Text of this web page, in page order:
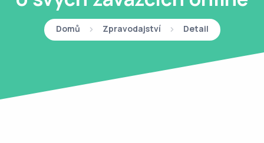
Domů Zpravodajství Detail